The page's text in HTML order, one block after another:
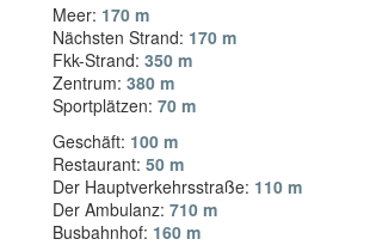
Meer: 170 m
Nächsten Strand: 170 m
Fkk-Strand: 350 m
Zentrum: 380 m
Sportplätzen: 70 m
Geschäft: 100 m
Restaurant: 50 m
Der Hauptverkehrsstraße: 110 m
Der Ambulanz: 710 m
Busbahnhof: 160 m